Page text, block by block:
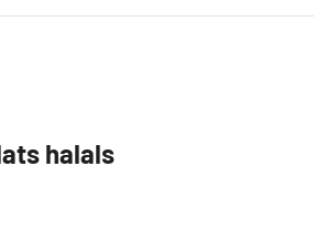
halals